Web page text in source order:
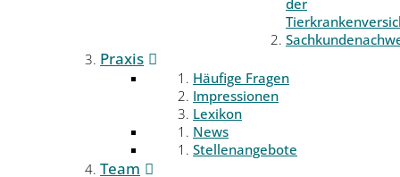
der
Praxis
Häufige Fragen
Impressionen
Lexikon
News
Stellenangebote
Team